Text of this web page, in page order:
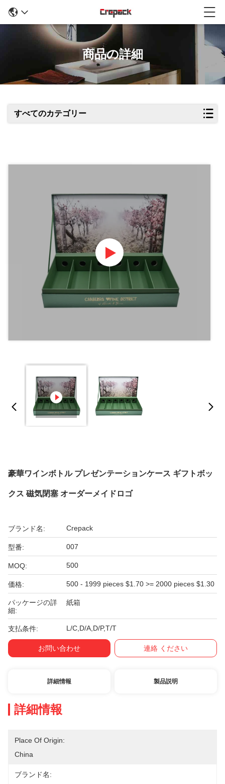
商品の詳細
すべてのカテゴリー
豪華ワインボトル プレゼンテーションケース ギフトボッ
クス 磁気閉塞 オーダーメイドロゴ
ブランド名: Crepack
型番: 007
MOQ: 500
価格: 500 - 1999 pieces $1.70 >= 2000 pieces $1.30
パッケージの詳
細:
紙箱
支払条件: L/C,D/A,D/P,T/T
お問い合わせ 連絡 ください
詳細情報 製品説明
詳細情報
Place Of Origin:
China
ブランド名: